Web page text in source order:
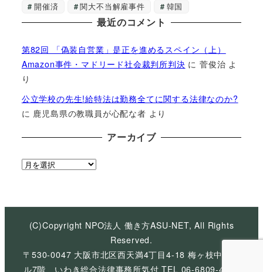
開催済
関大不当解雇事件 韓国
最近のコメント
第82回 「偽装自営業」是正を進めるスペイン（上）
Amazon事件・マドリード社会裁判所判決 に菅俊治 よ
り
公立学校の先生!給特法は勤務全てに関する法律なのか?
に 鹿児島県の教職員が心配な者 より
アーカイブ
ア
イ
(C)Copyright NPO法人 働き方ASU-NET, All Rights
Reserved.
〒530-0047 大阪市北区西天満4丁目4-18 梅ヶ枝中央ビ
ル7階 いわき総合法律事務所気付 TEL 06-6809-4926